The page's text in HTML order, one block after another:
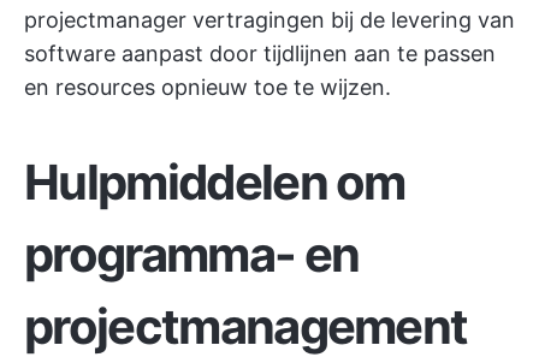
projectmanager vertragingen bij de levering van
software aanpast door tijdlijnen aan te passen
en resources opnieuw toe te wijzen.
Hulpmiddelen om
programma- en
projectmanagement